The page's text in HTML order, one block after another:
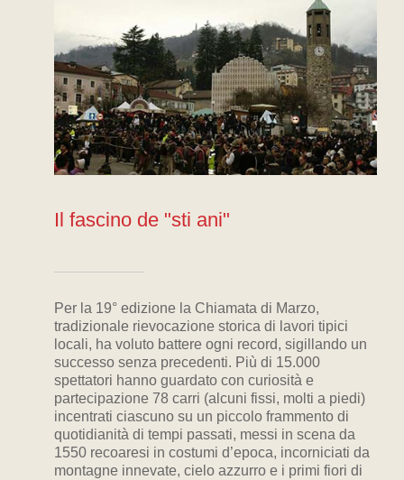
Il fascino de "sti ani"
Per la 19° edizione la Chiamata di Marzo,
tradizionale rievocazione storica di lavori tipici
locali, ha voluto battere ogni record, sigillando un
successo senza precedenti. Più di 15.000
spettatori hanno guardato con curiosità e
partecipazione 78 carri (alcuni fissi, molti a piedi)
incentrati ciascuno su un piccolo frammento di
quotidianità di tempi passati, messi in scena da
1550 recoaresi in costumi d’epoca, incorniciati da
montagne innevate, cielo azzurro e i primi fiori di